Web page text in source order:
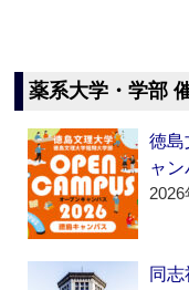
薬系大学・学部
徳
ャ
同